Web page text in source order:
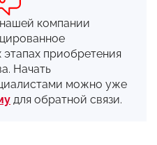
компании
приобретения
Начать
можно уже
для обратной связи.